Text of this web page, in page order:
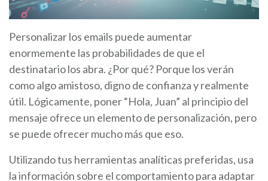
Personalizar los emails puede aumentar
enormemente las probabilidades de que el
destinatario los abra. ¿Por qué? Porque los verán
como algo amistoso, digno de confianza y realmente
útil. Lógicamente, poner “Hola, Juan” al principio del
mensaje ofrece un elemento de personalización, pero
se puede ofrecer mucho más que eso.
Utilizando tus herramientas analíticas preferidas, usa
la información sobre el comportamiento para adaptar